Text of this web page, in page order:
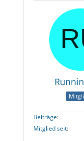
Beiträge
Mitglied seit